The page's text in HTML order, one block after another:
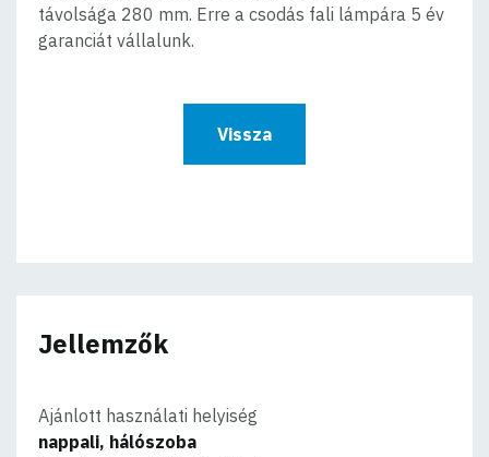
távolsága 280 mm. Erre a csodás fali lámpára 5 év
garanciát vállalunk.
Vissza
Jellemzők
Ajánlott használati helyiség
nappali, hálószoba